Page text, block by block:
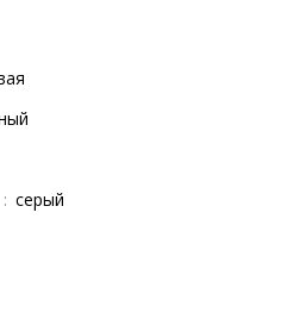
: серый